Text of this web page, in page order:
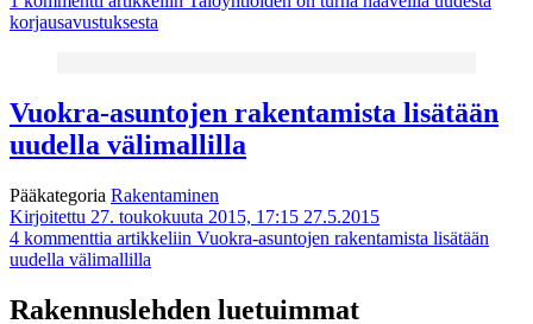
korjausavustuksesta
Vuokra-asuntojen rakentamista lisätään
uudella välimallilla
Pääkategoria Rakentaminen
Kirjoitettu 27. toukokuuta 2015, 17:15 27.5.2015
4 kommenttia artikkeliin Vuokra-asuntojen rakentamista lisätään
uudella välimallilla
Rakennuslehden luetuimmat